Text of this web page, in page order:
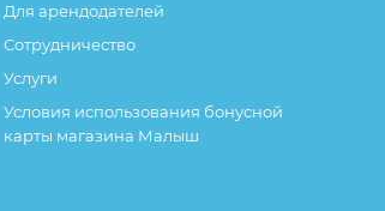
Для арендодателей
Сотрудничество
Услуги
Условия использования бонусной
карты магазина Малыш